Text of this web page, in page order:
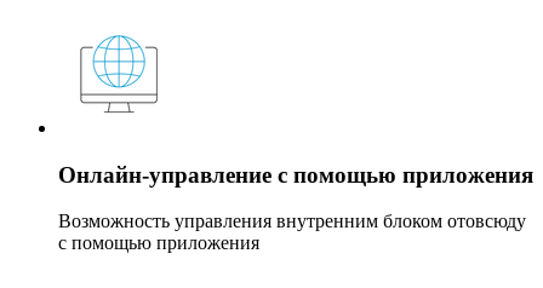
Онлайн-управление с помощью приложения
Возможность управления внутренним блоком отовсюду
с помощью приложения